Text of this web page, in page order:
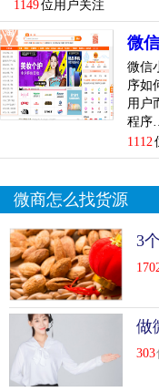
1开支付宝账户；2申
店；准备多个银行账户
5.其他问题
发货问题：产品包装，
售后问题：售后流程和
产品材质：文字、图片
营销方法
营销方法
十大营销策略
一、定位
营销的第一要素是定位
1149位用户关注
微
微信
序如
用户
程序…
1112
微商怎么找货源
3
做
303